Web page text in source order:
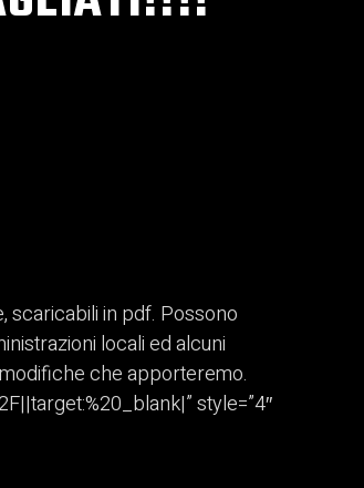
scaricabili in pdf. Possono
locali ed alcuni
che apporteremo.
style=”4″